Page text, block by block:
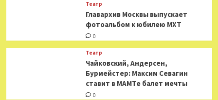
Театр
​​Главархив Москвы выпускает
фотоальбом к юбилею МХТ
0
Театр
​​Чайковский, Андерсен,
Бурмейстер: Максим Севагин
ставит в МАМТе балет мечты
0